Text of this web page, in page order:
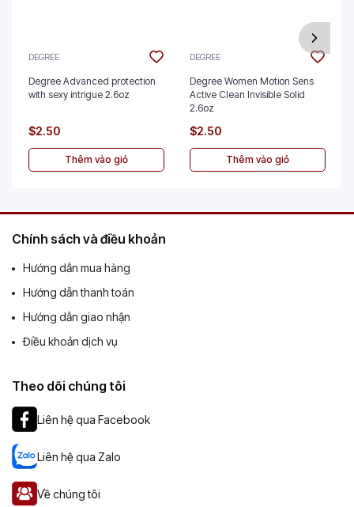
DEGREE
Degree Advanced protection
with sexy intrigue 2.6oz
$2.50
Thêm vào giỏ
DEGREE
Degree Women Motion Sens
Active Clean Invisible Solid
2.6oz
$2.50
Thêm vào giỏ
Chính sách và điều khoản
Hướng dẫn mua hàng
Hướng dẫn thanh toán
Hướng dẫn giao nhận
Điều khoản dịch vụ
Theo dõi chúng tôi
Liên hệ qua Facebook
Liên hệ qua Zalo
Về chúng tôi